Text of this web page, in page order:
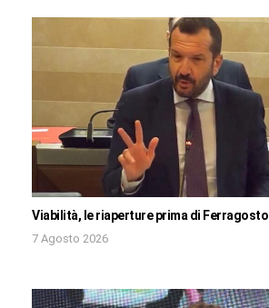
Viabilità, le riaperture prima di Ferragosto
7 Agosto 2026